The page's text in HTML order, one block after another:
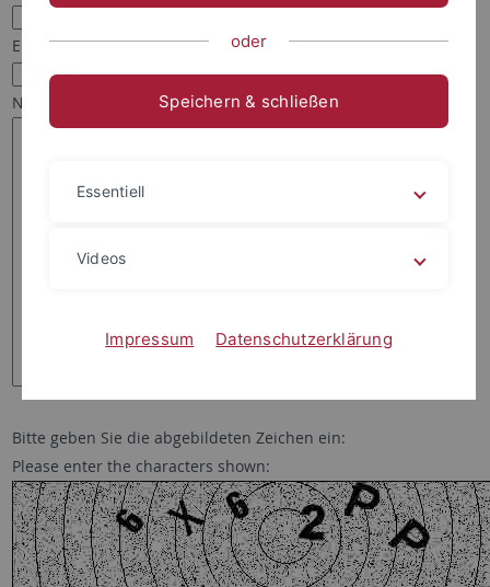
Email:*
Nachricht:*
Bitte geben Sie die abgebildeten Zeichen ein:
Please enter the characters shown:
oder
Speichern & schließen
Essentiell
Videos
Impressum Datenschutzerklärung